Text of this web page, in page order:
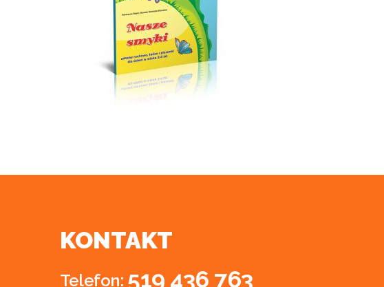
KONTAKT
Telefon: 519 436 763